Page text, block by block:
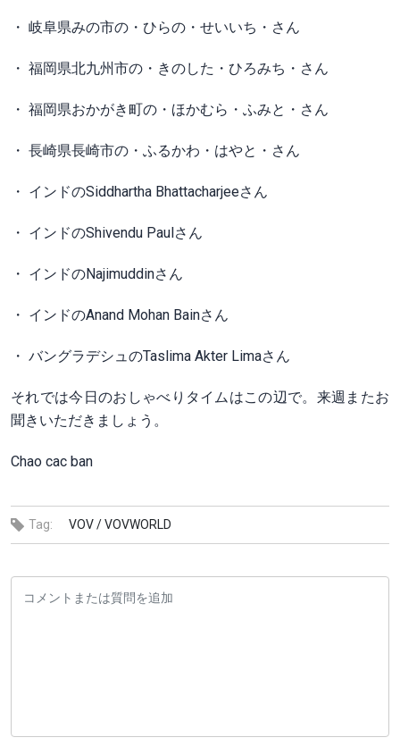
・ 岐阜県みの市の・ひらの・せいいち・さん
・ 福岡県北九州市の・きのした・ひろみち・さん
・ 福岡県おかがき町の・ほかむら・ふみと・さん
・ 長崎県長崎市の・ふるかわ・はやと・さん
・ インドのSiddhartha Bhattacharjeeさん
・ インドのShivendu Paulさん
・ インドのNajimuddinさん
・ インドのAnand Mohan Bainさん
・ バングラデシュのTaslima Akter Limaさん
それでは今日のおしゃべりタイムはこの辺で。来週またお
聞きいただきましょう。
Chao cac ban
Tag: VOV /VOVWORLD